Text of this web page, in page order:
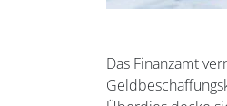
Das Finanzamt